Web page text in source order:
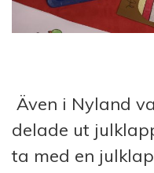
Även i Nyland
delade ut
ta med en